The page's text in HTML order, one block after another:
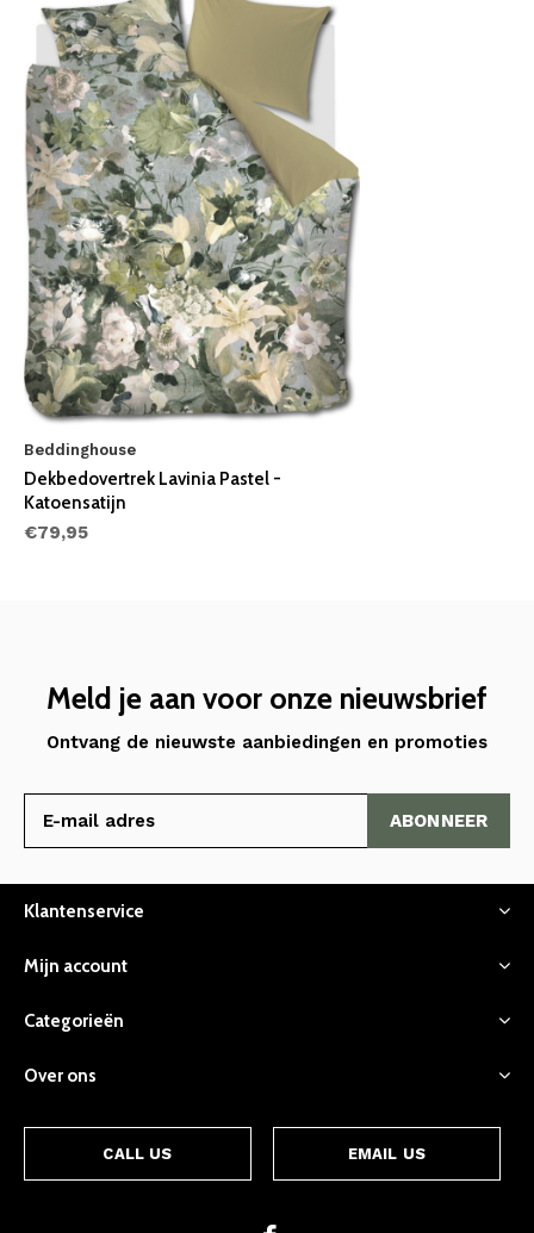
Beddinghouse
Dekbedovertrek Lavinia Pastel -
Katoensatijn
€79,95
Meld je aan voor onze nieuwsbrief
Ontvang de nieuwste aanbiedingen en promoties
ABONNEER
Klantenservice
Mijn account
Categorieën
Over ons
CALL US EMAIL US